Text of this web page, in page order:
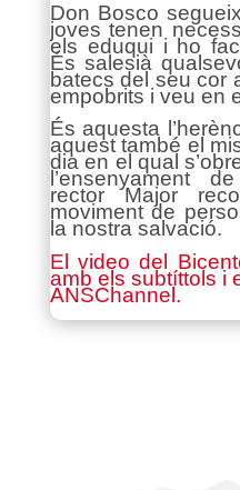
Don Bosco
joves tenen
els eduqui i ho
És salesià
batecs del seu cor
empobrits i veu en
És aquesta
aquest també el
dia en el qual
l’ensenyament
rector Major
moviment de
la nostra salvació.
El video del
amb els subtíttols i
ANSChannel.